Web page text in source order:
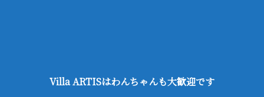
Villa ARTISはわんちゃんも大歓迎です